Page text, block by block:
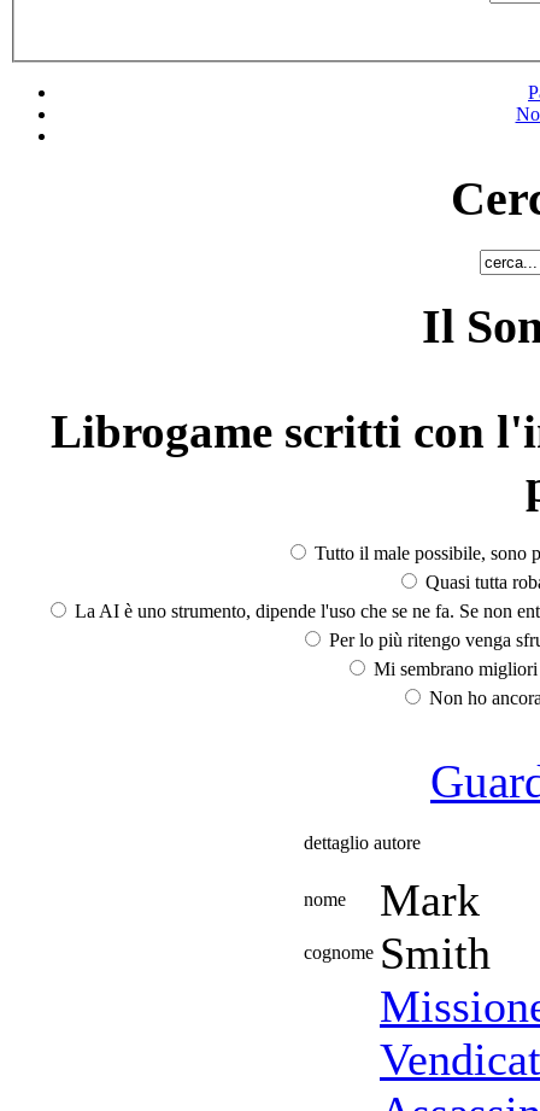
Il
Librogame scritti con
Tutto il male possibile, sono
Quasi tutta
La AI è uno strumento, dipende l'uso che se ne fa. Se non
Per lo più ritengo venga
Mi sembrano
Non ho
dettaglio autore
nome Mark
cognome Smith